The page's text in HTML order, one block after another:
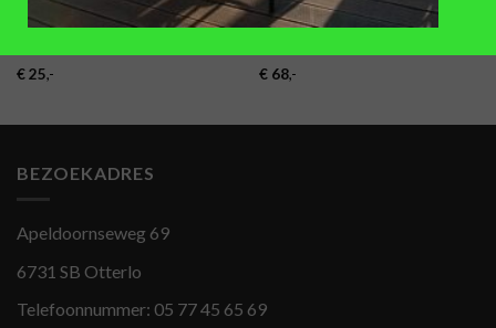
Lage Bankirai houten
regentonverhoger (46,5-50cm)
€25,-
Regentonvulautomaat van zink
(diameter 80mm)
€68,-
BEZOEKADRES
Apeldoornseweg 69
6731 SB Otterlo
Telefoonnummer: 05 77 45 65 69